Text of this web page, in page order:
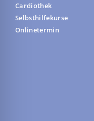
Cardiothek
Selbsthilfekurse
Onlinetermin